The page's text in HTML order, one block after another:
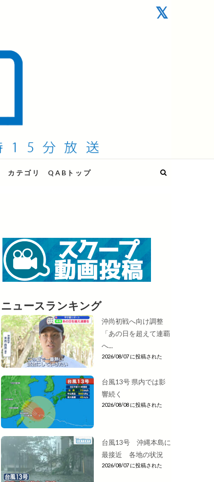
カテゴリ QABトップ
ニュースランキング
沖尚初戦へ向け調整
「あの日を超えて連覇
へ...
2026/08/07 に投稿された
台風13号 県内では影
響続く
2026/08/08 に投稿された
台風13号 沖縄本島に
最接近 各地の状況
2026/08/07 に投稿された